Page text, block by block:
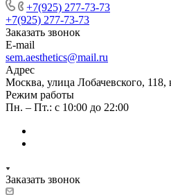
+7(925) 277-73-73
+7(925) 277-73-73
Заказать звонок
E-mail
sem.aesthetics@mail.ru
Адрес
Москва, улица Лобачевского, 118,
Режим работы
Пн. – Пт.: с 10:00 до 22:00
Заказать звонок